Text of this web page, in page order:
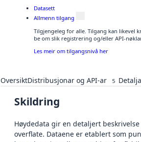
Datasett
Allmenn tilgang
Tilgjengeleg for alle. Tilgang kan likevel
be om slik registrering og/eller API-
Les meir om tilgangsnivå her
OversiktDistribusjonar og API-ar 5
Skildring
Høydedata gir en detaljert
overflate. Dataene er etablert som